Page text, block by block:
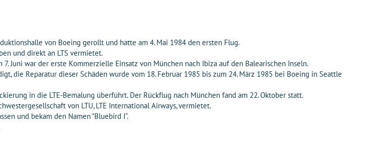
von Boeing gerollt und hatte am 4. Mai 1984 den ersten Flug.
und direkt an LTS vermietet.
Juni war der erste Kommerzielle Einsatz von München nach Ibiza auf den Balearischen Inseln.
die Reparatur dieser Schäden wurde vom 18. Februar 1985 bis zum 24. März 1985 bei Boeing in Seattle
in die LTE-Bemalung überführt. Der Rückflug nach München fand am 22. Oktober statt.
von LTU, LTE International Airways, vermietet.
und bekam den Namen "Bluebird I".